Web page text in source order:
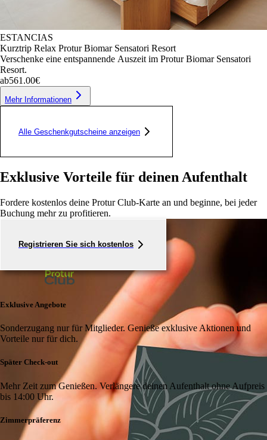
ESTANCIAS
Kurztrip Relax Protur Biomar Sensatori Resort
Verschenke eine entspannende Auszeit im Protur Biomar Sensatori
Resort.
ab561.00€
Mehr Informationen
Alle Geschenkgutscheine anzeigen
Exklusive Vorteile für deinen Aufenthalt
Fordere kostenlos deine Protur Club-Karte an und beginne, bei jeder
Buchung mehr zu profitieren.
Registrieren Sie sich kostenlos
Exklusive Angebote
Sonderzugang nur für Mitglieder. Genieße exklusive Aktionen und
Vorteile nur für dich.
Später Check-out
Mehr Zeit zum Genießen. Verlängere deinen Aufenthalt ohne Aufpreis
bis 14:00 Uhr.
Zimmerpräferenz